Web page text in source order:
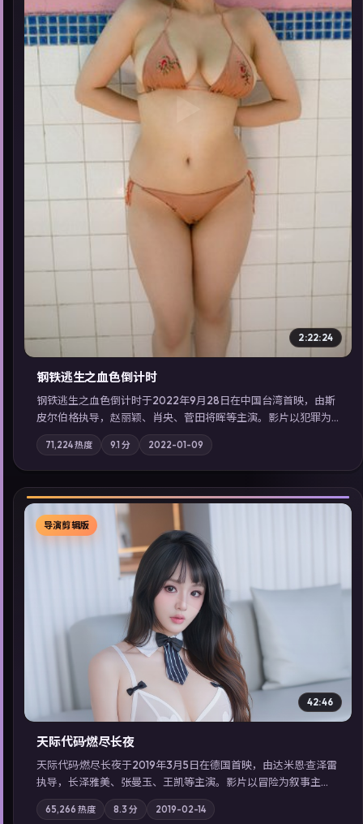
▶
2:22:24
钢铁逃生之血色倒计时
钢铁逃生之血色倒计时于2022年9月28日在中国台湾首映，由斯
皮尔伯格执导，赵丽颖、肖央、菅田将晖等主演。影片以犯罪为
叙事主轴，失踪人口档案牵出跨国灰色产业链；摄影与配乐强化
地域气质；站内亦可通过「国产免费观看高清电视剧在线看」延
展检索同类型高分佳作，畅享高清在线追剧体验。
71,224热度 9.1分 2022-01-09
▶
导演剪辑版
42:46
天际代码·燃尽长夜
天际代码·燃尽长夜于2019年3月5日在德国首映，由达米恩·查泽雷
执导，长泽雅美、张曼玉、王凯等主演。影片以冒险为叙事主
轴，记忆碎片重组后，主角发现自己从未活过“真实”的一天；摄
影与配乐强化地域气质；站内亦可通过「国产免费观看高清电视
65,266 热度 8.3 分 2019-02-14